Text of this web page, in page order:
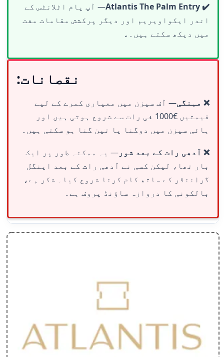
✔️ Atlantis The Palm Entry
— آپ پام اٹلانٹس کے
اندر ایکواویریم اور دیگر پرکشش مقامات مفت
میں دیکھ سکتے ہیں۔ ۔
نقصانات:
❌ مہنگی— آف سیزن میں معیاری کمرے کے لیے
قیمتیں €1000 فی رات سے شروع ہوتی ہیں اور
ہائی سیزن میں دوگنا یا تین گنا ہو سکتی ہیں۔
❌ آدھی رات کے بعد شور — یہ ممکنہ طور پر ایک
بار تھا، لیکن کسی نے آدھی رات کے بعد اینگل
گرائنڈر کے ساتھ کام کرنا شروع کیا۔ شکر ہے،
بالکونی کا دروازہ ساؤنڈ پروف ہے۔